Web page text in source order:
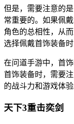
但是，需要注意的
常重要的。如果佩
角色的总相性，从
选择佩戴首饰装备
在问道手游中，首
首饰装备时，需要
的战斗力和游戏体验
天下3重击奕剑